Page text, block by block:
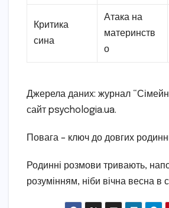
Критика
сина
Атака на
материнств
о
Джерела даних: журнал
сайт psychologia.ua.
Повага – ключ до довгих
Родинні розмови тривають,
розумінням, ніби вічна весна в